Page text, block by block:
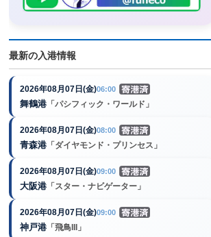
最新の入港情報
2026年08月07日(金)06:00
舞鶴港 「パシフィック・ワールド」
2026年08月07日(金)08:00
青森港 「ダイヤモンド・プリンセス」
2026年08月07日(金)09:00
大阪港 「スター・ナビゲーター」
2026年08月07日(金)09:00
神戸港 「飛鳥III」